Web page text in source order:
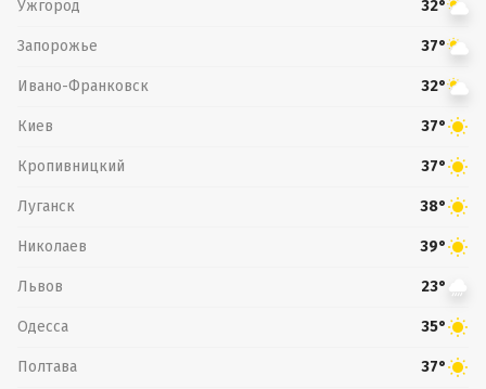
Ужгород 32°
Запорожье 37°
Ивано-Франковск 32°
Киев 37°
Кропивницкий 37°
Луганск 38°
Николаев 39°
Львов 23°
Одесса 35°
Полтава 37°